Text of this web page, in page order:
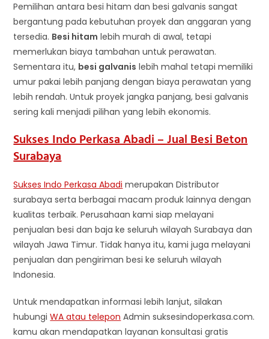
Pemilihan antara besi hitam dan besi galvanis sangat
bergantung pada kebutuhan proyek dan anggaran yang
tersedia. Besi hitam lebih murah di awal, tetapi
memerlukan biaya tambahan untuk perawatan.
Sementara itu, besi galvanis lebih mahal tetapi memiliki
umur pakai lebih panjang dengan biaya perawatan yang
lebih rendah. Untuk proyek jangka panjang, besi galvanis
sering kali menjadi pilihan yang lebih ekonomis.
Sukses Indo Perkasa Abadi – Jual Besi Beton
Surabaya
Sukses Indo Perkasa Abadi merupakan Distributor
surabaya serta berbagai macam produk lainnya dengan
kualitas terbaik. Perusahaan kami siap melayani
penjualan besi dan baja ke seluruh wilayah Surabaya dan
wilayah Jawa Timur. Tidak hanya itu, kami juga melayani
penjualan dan pengiriman besi ke seluruh wilayah
Indonesia.
Untuk mendapatkan informasi lebih lanjut, silakan
hubungiWA atau telepon Admin suksesindoperkasa.com.
kamu akan mendapatkan layanan konsultasi gratis